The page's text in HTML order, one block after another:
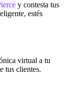
y contesta tus
estés
virtual a tu
tus clientes.